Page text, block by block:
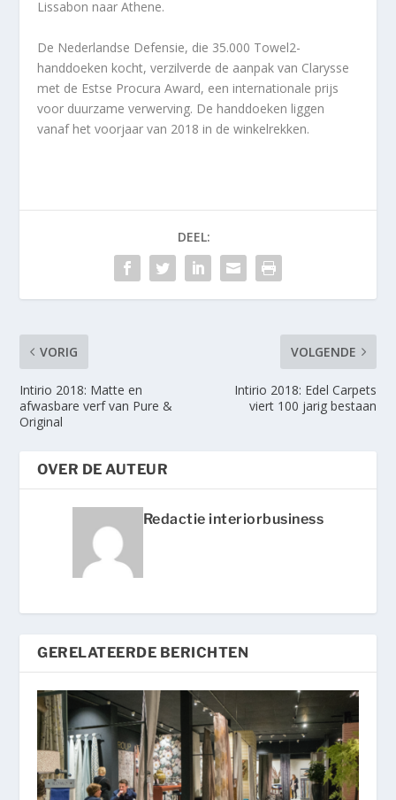
Lissabon naar Athene.
De Nederlandse Defensie, die 35.000 Towel2-
handdoeken kocht, verzilverde de aanpak van Clarysse
met de Estse Procura Award, een internationale prijs
voor duurzame verwerving. De handdoeken liggen
vanaf het voorjaar van 2018 in de winkelrekken.
DEEL:
VORIG
Intirio 2018: Matte en
afwasbare verf van Pure &
Original
VOLGENDE
Intirio 2018: Edel Carpets
viert 100 jarig bestaan
OVER DE AUTEUR
Redactie interiorbusiness
GERELATEERDE BERICHTEN